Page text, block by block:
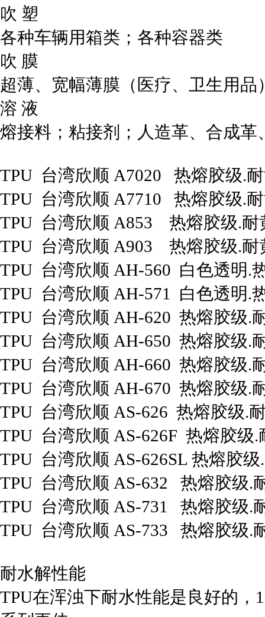
吹 塑
各种车辆用箱类；各种容器类
吹 膜
超薄、宽幅薄膜（医疗、卫生用品
溶 液
熔接料；粘接剂；人造革、合成
TPU 台湾欣顺 A7020 热熔胶级.
TPU 台湾欣顺 A7710 热熔胶级.
TPU 台湾欣顺 A853 热熔胶级.耐
TPU 台湾欣顺 A903 热熔胶级.耐
TPU 台湾欣顺 AH-560 白色透明.
TPU 台湾欣顺 AH-571 白色透明.
TPU 台湾欣顺 AH-620 热熔胶级.
TPU 台湾欣顺 AH-650 热熔胶级.
TPU 台湾欣顺 AH-660 热熔胶级.
TPU 台湾欣顺 AH-670 热熔胶级.
TPU 台湾欣顺 AS-626 热熔胶级.
TPU 台湾欣顺 AS-626F 热熔胶级.
TPU 台湾欣顺 AS-626SL 热熔胶级
TPU 台湾欣顺 AS-632 热熔胶级.
TPU 台湾欣顺 AS-731 热熔胶级.
TPU 台湾欣顺 AS-733 热熔胶级.
耐水解性能
TPU在浑浊下耐水性能是良好的